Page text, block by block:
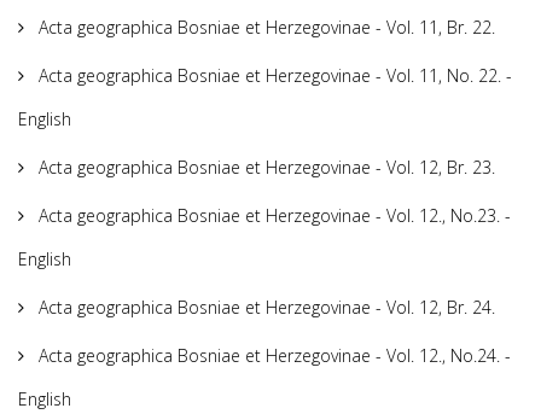
Acta geographica Bosniae et Herzegovinae - Vol. 11, Br. 22.
Acta geographica Bosniae et Herzegovinae - Vol. 11, No. 22. -
English
Acta geographica Bosniae et Herzegovinae - Vol. 12, Br. 23.
Acta geographica Bosniae et Herzegovinae - Vol. 12., No.23. -
English
Acta geographica Bosniae et Herzegovinae - Vol. 12, Br. 24.
Acta geographica Bosniae et Herzegovinae - Vol. 12., No.24. -
English